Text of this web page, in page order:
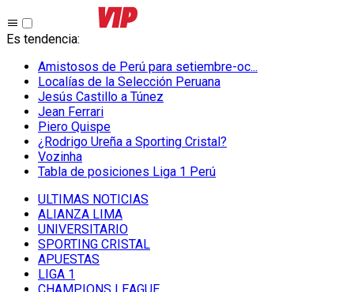
Es tendencia:
Amistosos de Perú para setiembre-oc...
Localías de la Selección Peruana
Jesús Castillo a Túnez
Jean Ferrari
Piero Quispe
¿Rodrigo Ureña a Sporting Cristal?
Vozinha
Tabla de posiciones Liga 1 Perú
ULTIMAS NOTICIAS
ALIANZA LIMA
UNIVERSITARIO
SPORTING CRISTAL
APUESTAS
LIGA 1